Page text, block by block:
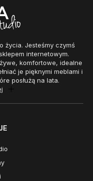
życia. Jesteśmy czymś
internetowym.
komfortowe, idealne
je pięknymi meblami i
posłużą na lata.